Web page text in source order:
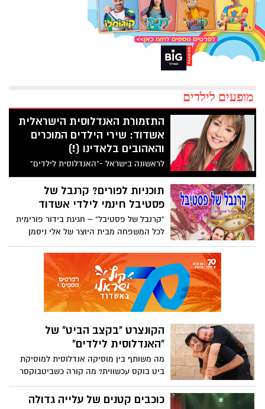
מופעים לילדים
התזמורת האנדלוסית הישראלית
אשדוד: שירי הילדים המוכרים
והאהובים בלאדינו (!)
לראשונה בישראל -"האנדלוסית לילדים"
בקונצרט "ילאדינו" בכיכובם של חני נחמיאס,
כוכבי "בית ספר למוסיקה" והפייטן משה בר
ששת. ב-22 במאי באשדוד
תוכניות לפורים? קרנבל של
פסטיבל חינמי לילדי אשדוד
"קרנבל של פסטיבל" – חגיגת בידור פורימית
לכל המשפחה מבית היוצר של אלי ניסמן
שחוגג השנה עשור לפסטיבלי הילדים שלו
ויאפשר כניסה חינם לילדי אשדוד לכל
האירועים
הקונצרט "בקצב הביט" של
"האנדלוסית לילדים"
מה משותף בין מוסיקה אנדלוסית למוסיקת
ביט בוקס עכשווית? מה קורה כשביטבוקסר
פוגש דרבוקה? הקונצרט "בקצב הביט" של
"האנדלוסית לילדים" בכיכובם של
כוכבים קטנים של עלייה גדולה